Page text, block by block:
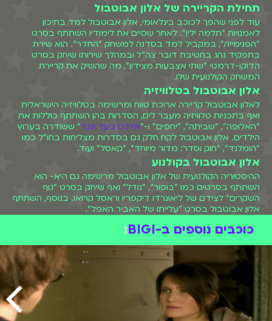
תחילת הקריירה של אלון אבוטבול
עוד לפני שהפך לכוכב בינלאומי, אלון אבוטבול למד בתיכון
לאמנויות "תלמה ילין". לאחר שסיים את לימודיו השתתף בסרט
"הפנימייה", במקביל למד בסדנה למשחק "החדר". הוא שירת
בתפקיד נהג בחטיבת דובר צה"ל ובמהלך שירותו שיחק בסרט
הדוקו-דרמטי "שתי אצבעות מצידון", מה שהשיק את קריירת
המשחק הקולנועית שלו.
אלון אבוטבול בטלוויזיה
לאלון אבוטבול קריירה ארוכת טווח ומרשימה בטלוויזיה הישראלית
ואף בתכניות טלוויזיה מעבר לים, הסדרות בהן השתתף כוללות את
"האלופה", "שביתה", "יחפים" ו-"אלכס בעד ונגד" ששודרה בערוץ
הילדים. אלון אבוטבול לקח חלק גם בסדרות מצליחות בחו"ל כמו
"הומלנד", "חוק וסדר: מדור מיוחד", "קאסל" ועוד.
אלון אבוטבול בקולנוע
ההיסטוריה הקולנועית של אלון אבוטבול מרשימה גם היא- הוא
השתתף בסרטים כמו "בופור", "נודל" ואף שיחק בסרט "גוף
השקרים" לצידם של ליאונרדו דיקפריו וראסל קרואו. בנוסף, השתתף
אלון אבוטבול בסרט "עלייתו של האביר האפל".
כוכבים נוספים ב-BIGI :